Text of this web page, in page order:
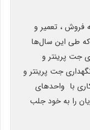
فروش ، تعمیر و
طی این سال‌ها
پرینتر و
جت پرینتر و
با واحدهای
را به خود جلب